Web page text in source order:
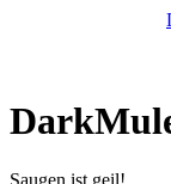
Saugen ist geil!